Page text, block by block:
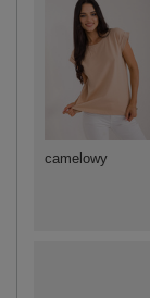
camelowy